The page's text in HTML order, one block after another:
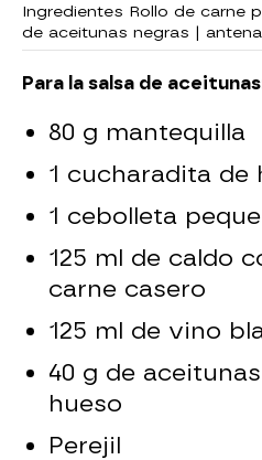
Ingredientes Rollo de carne
de aceitunas negras |
Para la salsa de
80 g mantequilla
1 cucharadita de
1 cebolleta
125 ml de caldo
carne casero
125 ml de vino
40 g de
hueso
Perejil